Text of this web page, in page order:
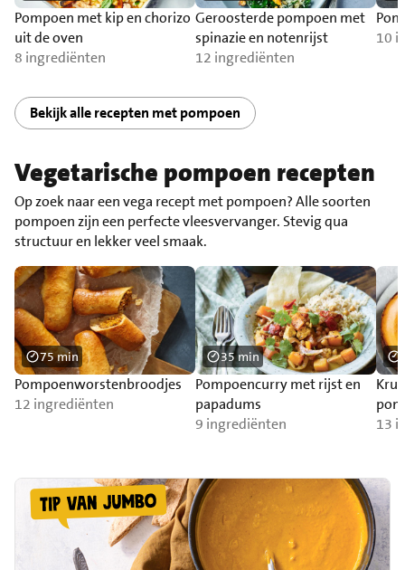
Pompoen met kip en chorizo
uit de oven
8 ingrediënten
Geroosterde pompoen met
spinazie en notenrijst
12 ingrediënten
10
Bekijk alle recepten met pompoen
Vegetarische pompoen recepten
Op zoek naar een vega recept met pompoen? Alle soorten
pompoen zijn een perfecte vleesvervanger. Stevig qua
structuur en lekker veel smaak.
Pompoenworstenbroodjes
12 ingrediënten
75 min
Pompoencurry met rijst en
papadums
9 ingrediënten
35 min
13